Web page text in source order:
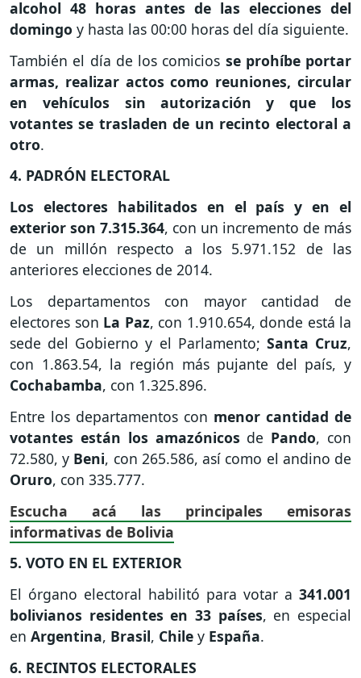
alcohol 48 horas antes de las elecciones del
domingo y hasta las 00:00 horas del día siguiente.
También el día de los comicios se prohíbe portar
armas, realizar actos como reuniones, circular
en vehículos sin autorización y que los
votantes se trasladen de un recinto electoral a
otro.
4. PADRÓN ELECTORAL
Los electores habilitados en el país y en el
exterior son 7.315.364, con un incremento de más
de un millón respecto a los 5.971.152 de las
anteriores elecciones de 2014.
Los departamentos con mayor cantidad de
electores son La Paz, con 1.910.654, donde está la
sede del Gobierno y el Parlamento; Santa Cruz,
con 1.863.54, la región más pujante del país, y
Cochabamba, con 1.325.896.
Entre los departamentos con menor cantidad de
votantes están los amazónicos de Pando, con
72.580, y Beni, con 265.586, así como el andino de
Oruro, con 335.777.
Escucha acá las principales emisoras
informativas de Bolivia
5. VOTO EN EL EXTERIOR
El órgano electoral habilitó para votar a 341.001
bolivianos residentes en 33 países, en especial
en Argentina, Brasil, Chile y España.
6. RECINTOS ELECTORALES